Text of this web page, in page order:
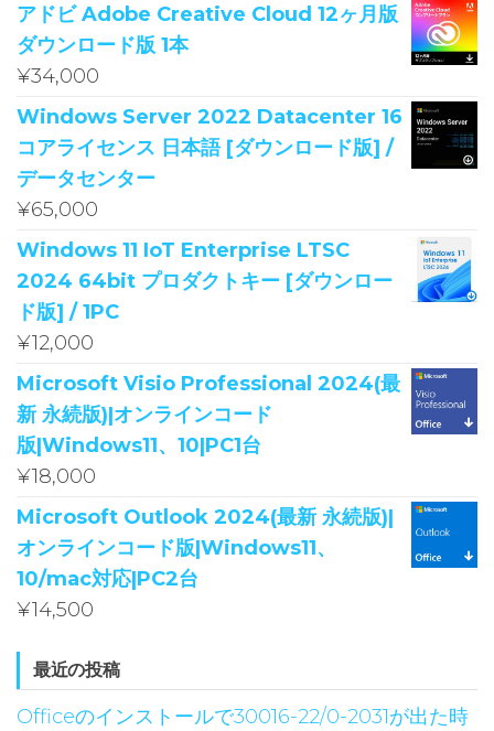
アドビ Adobe Creative Cloud 12ヶ月版
ダウンロード版 1本
¥34,000
Windows Server 2022 Datacenter 16
コアライセンス 日本語 [ダウンロード版] /
データセンター
¥65,000
Windows 11 IoT Enterprise LTSC
2024 64bit プロダクトキー [ダウンロー
ド版] / 1PC
¥12,000
Microsoft Visio Professional 2024(最
新 永続版)|オンラインコード
版|Windows11、10|PC1台
¥18,000
Microsoft Outlook 2024(最新 永続版)|
オンラインコード版|Windows11、
10/mac対応|PC2台
¥14,500
最近の投稿
Officeのインストールで30016-22/0-2031が出た時